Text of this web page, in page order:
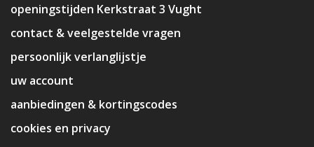
openingstijden Kerkstraat 3 Vught
contact & veelgestelde vragen
persoonlijk verlanglijstje
uw account
aanbiedingen & kortingscodes
cookies en privacy